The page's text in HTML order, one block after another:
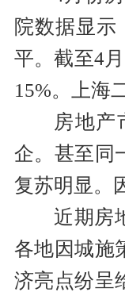
院数据显示
平。截至4
15%。上海
房地产
企。甚至同
复苏明显。
近期房
各地因城施
济亮点纷呈